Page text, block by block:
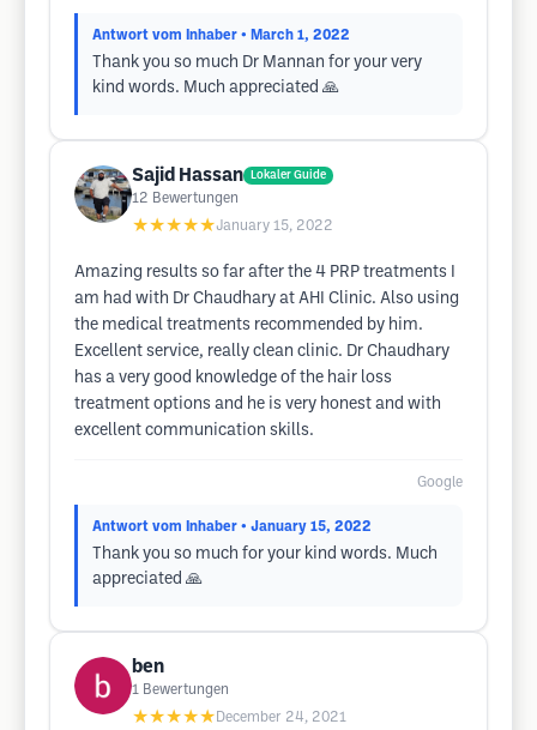
Antwort vom Inhaber • March 1, 2022
Thank you so much Dr Mannan for your very
kind words. Much appreciated 🙏
Sajid Hassan Lokaler Guide
12 Bewertungen
★★★★★January 15, 2022
Amazing results so far after the 4 PRP treatments I
am had with Dr Chaudhary at AHI Clinic. Also using
the medical treatments recommended by him.
Excellent service, really clean clinic. Dr Chaudhary
has a very good knowledge of the hair loss
treatment options and he is very honest and with
excellent communication skills.
Google
Antwort vom Inhaber • January 15, 2022
Thank you so much for your kind words. Much
appreciated 🙏
ben
1 Bewertungen
★★★★★ December 24, 2021